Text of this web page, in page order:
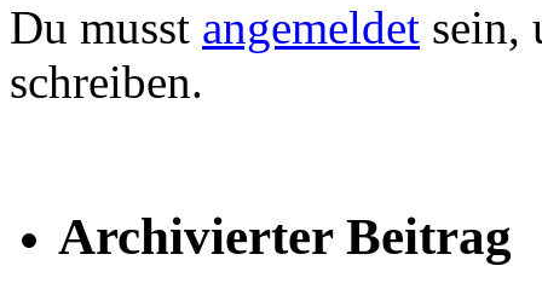
Du musst angemeldet sein,
schreiben.
Archivierter Beitrag